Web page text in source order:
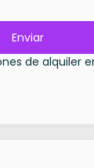
Enviar
de alquiler